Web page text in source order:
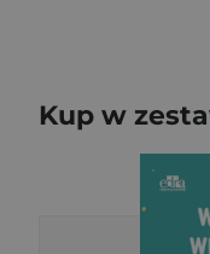
Kup w